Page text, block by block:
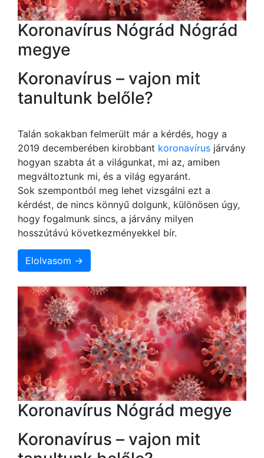
Koronavírus Nógrád Nógrád
megye
Koronavírus – vajon mit
tanultunk belőle?
Talán sokakban felmerült már a kérdés, hogy a
2019 decemberében kirobbant koronavírus járvány
hogyan szabta át a világunkat, mi az, amiben
megváltoztunk mi, és a világ egyaránt.
Sok szempontból meg lehet vizsgálni ezt a
kérdést, de nincs könnyű dolgunk, különösen úgy,
hogy fogalmunk sincs, a járvány milyen
hosszútávú következményekkel bír.
Elolvasom →
Koronavírus Nógrád megye
Koronavírus – vajon mit